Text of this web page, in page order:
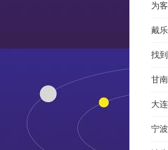
为
戴
找
甘
大
宁